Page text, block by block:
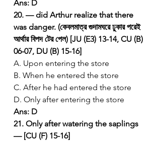
Ans: D
20. — did Arthur realize that there
was danger. (কেবলমাত্র গুদামঘরে ঢুকার পরেই
আর্থার বিপদ টের পেল) [JU (E3) 13-14, CU (B)
06-07, DU (B) 15-16]
A. Upon entering the store
B. When he entered the store
C. After he had entered the store
D. Only after entering the store
Ans: D
21. Only after watering the saplings
— [CU (F) 15-16]